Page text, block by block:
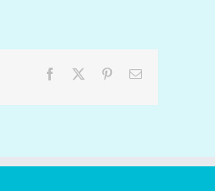
Facebook PinterestEmail: